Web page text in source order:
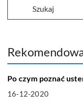
TECHNOLOGIA
Po czym poznać
16-12-2020